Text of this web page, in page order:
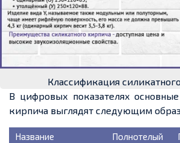
Классификация
В цифровых показателях
кирпича выглядят следующим
Название
Полнотелый